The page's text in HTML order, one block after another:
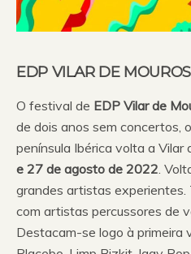
EDP VILAR DE MOUROS
O festival de EDP Vilar de
de dois anos sem concertos,
península Ibérica volta a Vilar
e 27 de agosto de 2022.
grandes artistas
com artistas percussores de
Destacam-se logo à primeira